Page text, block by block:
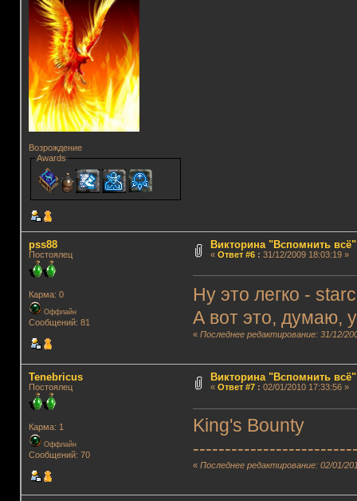
Возрождение
Awards
pss88
Постоялец
Карма: 0
Оффлайн
Сообщений: 81
Викторина "Вспомнить всё"
« Ответ #6: 31/12/2009 18:03:19 »
Ну это легко -
А вот это, думаю,
«Последнее редактирование: 31/12/
Tenebricus
Постоялец
Карма: 1
Оффлайн
Сообщений: 70
Викторина "Вспомнить всё"
« Ответ #7: 02/01/2010 17:33:56 »
King's Bounty
«Последнее редактирование: 02/01/